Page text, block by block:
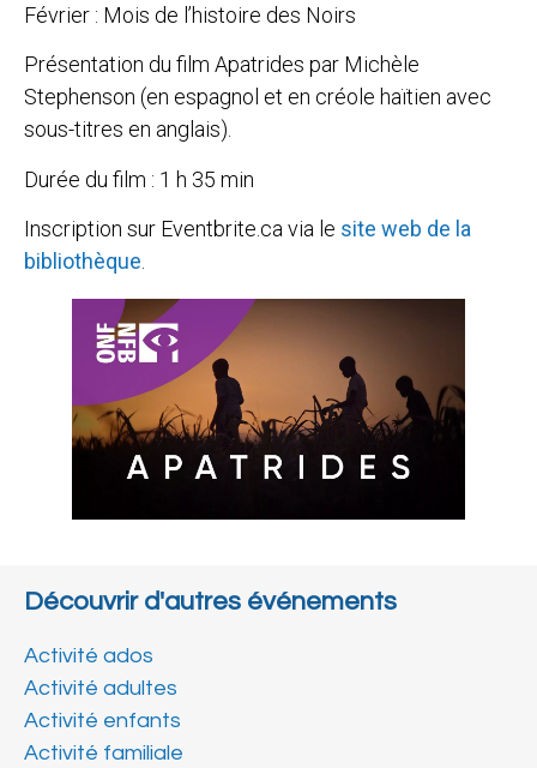
Février : Mois de l’histoire des Noirs
Présentation du film Apatrides par Michèle
Stephenson (en espagnol et en créole haïtien avec
sous-titres en anglais).
Durée du film : 1 h 35 min
Inscription sur Eventbrite.ca via le site web de la
bibliothèque
Découvrir d'autres événements
Activité ados
Activité adultes
Activité enfants
Activité familiale